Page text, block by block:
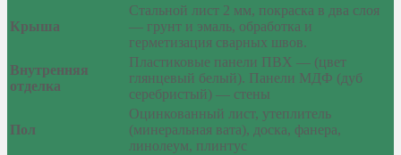
Крыша
Стальной лист 2 мм, покраска в два слоя
— грунт и эмаль, обработка и
герметизация сварных швов.
Внутренняя
отделка
Пластиковые панели ПВХ — (цвет
глянцевый белый). Панели МДФ (дуб
серебристый) — стены
Пол
Оцинкованный лист, утеплитель
(минеральная вата), доска, фанера,
линолеум, плинтус